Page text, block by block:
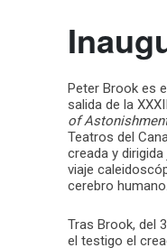
Peter Brook es
salida de la
of
Teatros del
creada y
viaje
cerebro humano.
Tras Brook, del
el testigo el